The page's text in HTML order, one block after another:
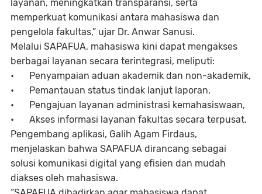
layanan, meningkatkan transparansi, serta
memperkuat komunikasi antara mahasiswa dan
pengelola fakultas,” ujar Dr. Anwar Sanusi.
Melalui SAPAFUA, mahasiswa kini dapat mengakses
berbagai layanan secara terintegrasi, meliputi:
•
Penyampaian aduan akademik dan non-akademik,
•
Pemantauan status tindak lanjut laporan,
•
Pengajuan layanan administrasi kemahasiswaan,
•
Akses informasi layanan fakultas secara terpusat.
Pengembang aplikasi, Galih Agam Firdaus,
menjelaskan bahwa SAPAFUA dirancang sebagai
solusi komunikasi digital yang efisien dan mudah
diakses oleh mahasiswa.